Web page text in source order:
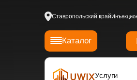
Ставропольский край
Каталог
Услуги